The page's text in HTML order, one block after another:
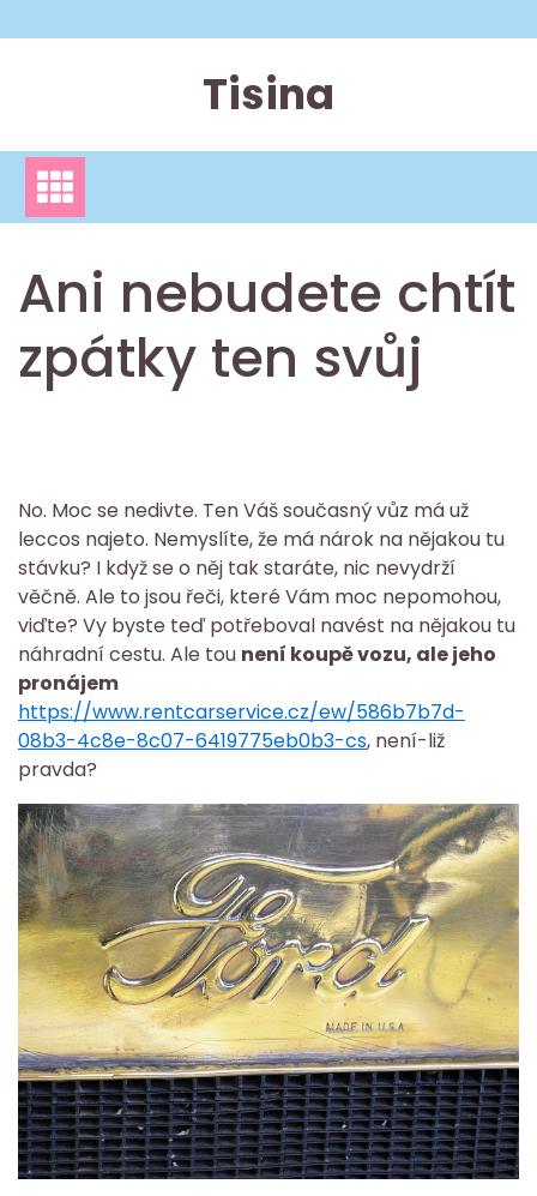
to
Tisina
Ani nebudete chtít
zpátky ten svůj
No. Moc se nedivte. Ten Váš současný vůz má už
leccos najeto. Nemyslíte, že má nárok na nějakou tu
stávku? I když se o něj tak staráte, nic nevydrží
věčně. Ale to jsou řeči, které Vám moc nepomohou,
viďte? Vy byste teď potřeboval navést na nějakou tu
náhradní cestu. Ale tou není koupě vozu, ale jeho
pronájem
https://www.rentcarservice.cz/ew/586b7b7d-
08b3-4c8e-8c07-6419775eb0b3-cs, není-liž
pravda?